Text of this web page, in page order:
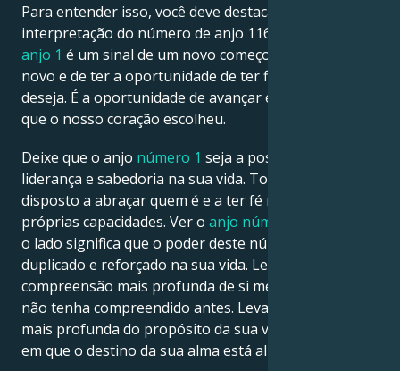
Para entender isso, você deve destacar a
interpretação do número de anjo 116.
anjo 1 é um sinal de um novo começo, de começar de
novo e de ter a oportunidade de ter finalmente o que
deseja. É a oportunidade de avançar em direção ao
que o nosso coração escolheu.
Deixe que o anjo número 1 seja a possibilidade de
liderança e sabedoria na sua vida. Torna-o mais
disposto a abraçar quem é e a ter fé nas suas
próprias capacidades. Ver o anjo número 11
o lado significa que o poder deste número especial é
duplicado e reforçado na sua vida. Leva-o a uma
compreensão mais profunda de si mesmo, que talvez
não tenha compreendido antes. Leva-o a uma visão
mais profunda do propósito da sua vida e da direção
em que o destino da sua alma está alinhado.